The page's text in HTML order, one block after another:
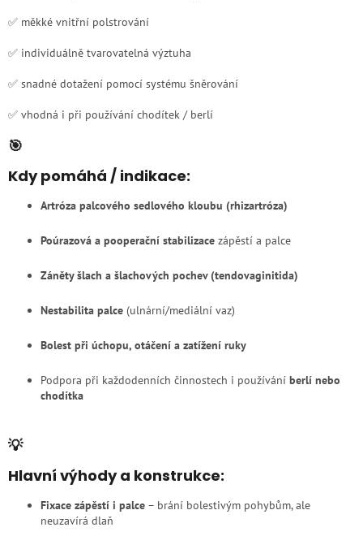
✅ měkké vnitřní polstrování
✅ individuálně tvarovatelná výztuha
✅ snadné dotažení pomocí systému šněrování
✅ vhodná i při používání chodítek / berlí
🎯
Kdy pomáhá / indikace:
Artróza palcového sedlového kloubu (rhizartróza)
Poúrazová a pooperační stabilizace zápěstí a palce
Záněty šlach a šlachových pochev (tendovaginitida)
Nestabilita palce (ulnární/mediální vaz)
Bolest při úchopu, otáčení a zatížení ruky
Podpora při každodenních činnostech i používání berlí nebo
chodítka
💡
Hlavní výhody a konstrukce:
Fixace zápěstí i palce – brání bolestivým pohybům, ale
neuzavírá dlaň